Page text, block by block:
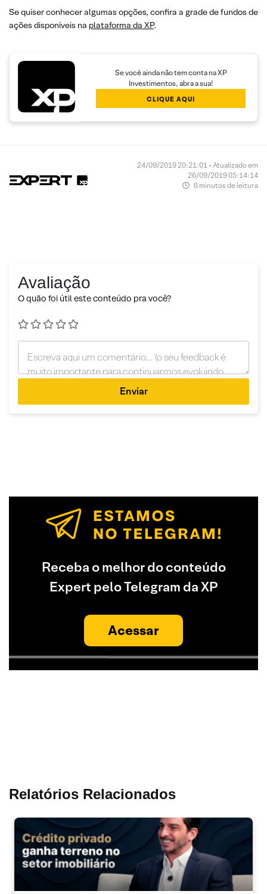
Se quiser conhecer algumas opções, confira a grade de fundos de
ações disponíveis na plataforma da XP.
Se você ainda não tem conta na XP
Investimentos, abra a sua!
CLIQUE AQUI
24/09/2019 20:21:01 • Atualizado em
26/09/2019 05:14:14
6 minutos de leitura
Avaliação
O quão foi útil este conteúdo pra você?
Enviar
Receba o melhor do conteúdo
Expert pelo Telegram da XP
Acessar
Relatórios Relacionados